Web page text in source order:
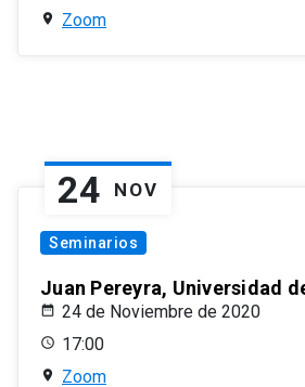
Zoom
24 NOV
Seminarios
Juan Pereyra, Universidad
24 de Noviembre de 2020
17:00
Zoom